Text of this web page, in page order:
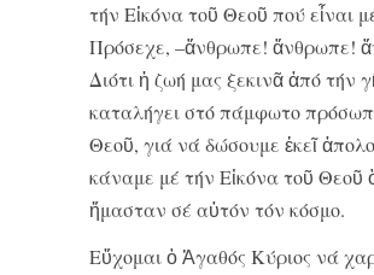
τήν Εἰκόνα τοῦ Θεοῦ πού εἶναι
Πρόσεχε, –ἄνθρωπε! ἄνθρωπε!
Διότι ἡ ζωή μας ξεκινᾶ ἀπό τήν
καταλήγει στό πάμφωτο
Θεοῦ, γιά νά δώσουμε ἐκεῖ
κάναμε μέ τήν Εἰκόνα τοῦ Θεοῦ
ἤμασταν σέ αὐτόν τόν κόσμο.
Εὔχομαι ὁ Ἀγαθός Κύριος νά